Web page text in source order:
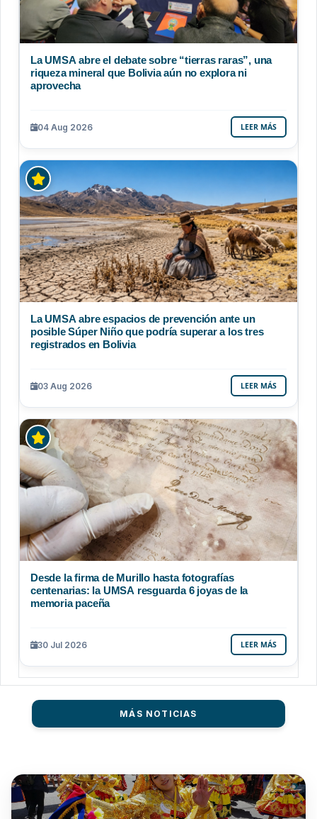
La UMSA abre el debate sobre “tierras raras”, una
riqueza mineral que Bolivia aún no explora ni
aprovecha
04 Aug 2026 LEER MÁS
La UMSA abre espacios de prevención ante un
posible Súper Niño que podría superar a los tres
registrados en Bolivia
03 Aug 2026 LEER MÁS
Desde la firma de Murillo hasta fotografías
centenarias: la UMSA resguarda 6 joyas de la
memoria paceña
30 Jul 2026 LEER MÁS
MÁS NOTICIAS